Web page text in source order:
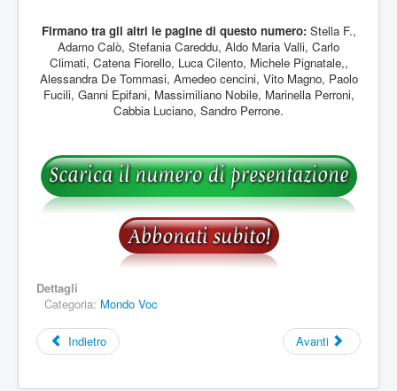
Firmano tra gli altri le pagine di questo numero: Stella F.,
Adamo Calò, Stefania Careddu, Aldo Maria Valli, Carlo
Climati, Catena Fiorello, Luca Cilento, Michele Pignatale,,
Alessandra De Tommasi, Amedeo cencini, Vito Magno, Paolo
Fucili, Ganni Epifani, Massimiliano Nobile, Marinella Perroni,
Cabbia Luciano, Sandro Perrone.
Dettagli
Categoria: Mondo Voc
Indietro Avanti